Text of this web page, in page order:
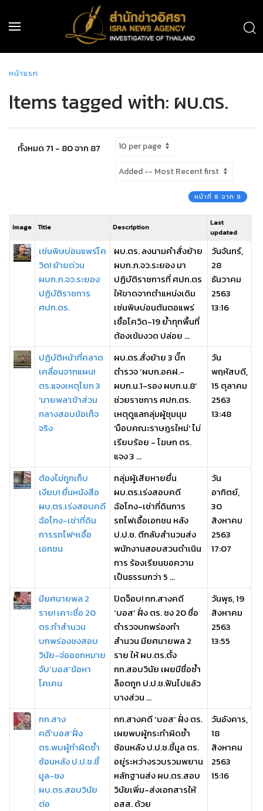
หน้าแรก
Items tagged with: ผบ.ตร.
ทั้งหมด 71 - 80 จาก 87
หน้าที่ 8 จาก 9
Image Title Description
Last
updated
เซ่นพิษบ่อนแพร่โค
วิด! ย้ายด่วน
ผบก.ภ.จว.ระยอง
ปฏิบัติราชการ
ศปก.ตร.
ผบ.ตร. ลงนามคำสั่งย้าย
ผบก.ภ.จว.ระยอง มา
ปฏิบัติราชการที่ ศปก.ตร
ให้ขาดจากตำแหน่งเดิม
เซ่นพิษบ่อนต้นตอแพร่
เชื้อโควิด-19 ย้ำทุกพื้นที่
ต้องเข้มงวด ปล่อย ...
วันจันทร์,
28
ธันวาคม
2563
13:16
ปฏิบัติหน้าที่คลาด
เคลื่อนจากแผน!
ตร.แจงเหตุโยก 3
'นายพล'เข้าส่วน
กลางสอบข้อเท็จ
จริง
ผบ.ตร.สั่งย้าย 3 บิ๊ก
ตำรวจ ‘ผบก.อคฝ.-
ผบก.น.1-รอง ผบก.น.8’
ช่วยราชการ ศปก.ตร.
เหตุดูแลกลุ่มผู้ชุมนุม
'ม็อบคณะราษฎรใหม่' ไม่
เรียบร้อย - โฆษก ตร.
แจง 3 ...
วัน
พฤหัสบดี,
15 ตุลาคม
2563
13:48
ต้องไม่ถูกเก็บ
เงียบ! ยื่นหนังสือ
ผบ.ตร.เร่งสอบคดี
ฉ้อโกง-เช่าที่ดิน
การรถไฟฯเอื้อ
เอกชน
กลุ่มผู้เสียหายยื่น
ผบ.ตร.เร่งสอบคดี
ฉ้อโกง-เช่าที่ดินการ
รถไฟเอื้อเอกชน หลัง
ป.ป.ช. ตีกลับสำนวนส่ง
พนักงานสอบสวนดำเนิน
การ ร้องเรียนขอความ
เป็นธรรมกว่า 5 ...
วัน
อาทิตย์,
30
สิงหาคม
2563
17:07
มียศนายพล 2
ราย! เคาะชื่อ 20
ตร.ทำสำนวน
บกพร่องชงสอบ
วินัย-จ่อออกหมาย
จับ‘บอส’ข้อหา
โคเคน
ปิดจ็อบ! กก.สางคดี
‘บอส’ ฝั่ง ตร. ชง 20 ชื่อ
ตำรวจบกพร่องทำ
สำนวน มียศนายพล 2
ราย ให้ ผบ.ตร.ตั้ง
กก.สอบวินัย เผยมีชื่อซ้ำ
ล็อตถูก ป.ป.ช.ฟันไปแล้ว
บางส่วน ...
วันพุธ, 19
สิงหาคม
2563
13:55
กก.สาง
คดี‘บอส’ฝั่ง
ตร.พบผู้ทำผิดซ้ำ
ซ้อนหลัง ป.ป.ช.ชี้
มูล-ชง
ผบ.ตร.สอบวินัย
ต่อ
กก.สางคดี ‘บอส’ ฝั่ง ตร.
เผยพบผู้กระทำผิดซ้ำ
ซ้อนหลัง ป.ป.ช.ชี้มูล ตร.
อยู่ระหว่างรวบรวมพยาน
หลักฐานส่ง ผบ.ตร.สอบ
วินัยเพิ่ม-ส่งเอกสารให้
อสส. ด้วย
วันอังคาร,
18
สิงหาคม
2563
15:16